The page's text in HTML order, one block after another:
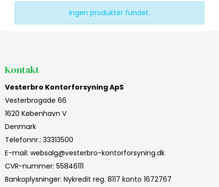
Ingen produkter fundet.
Kontakt
Vesterbro Kontorforsyning ApS
Vesterbrogade 66
1620 København V
Denmark
Telefonnr.: 33313500
E-mail: websalg@vesterbro-kontorforsyning.dk
CVR-nummer: 55846111
Bankoplysninger: Nykredit reg. 8117 konto 1672767